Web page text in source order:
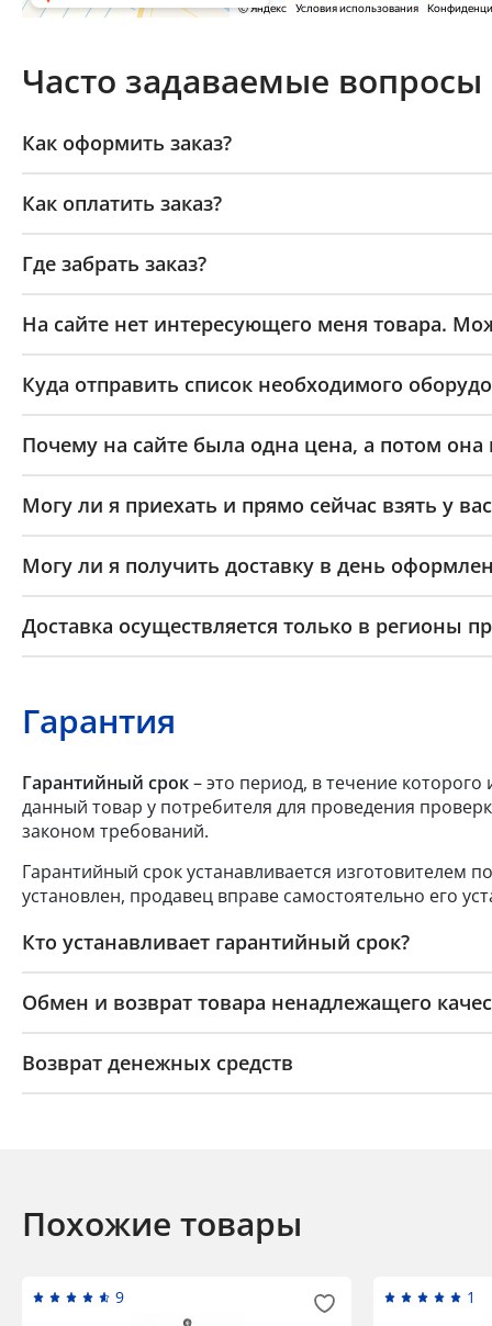
Часто задаваемые вопросы
Как оформить заказ?
Как оплатить заказ?
Где забрать заказ?
На сайте нет интересующего меня товара.
Куда отправить список необходимого
Почему на сайте была одна цена, а потом она
Могу ли я приехать и прямо сейчас взять у
Могу ли я получить доставку в день
Доставка осуществляется только в регионы
Гарантия
Гарантийный срок– это период, в течение которого
данный товар у потребителя для проведения
законом требований.
Гарантийный срок устанавливается изготовителем
установлен, продавец вправе самостоятельно его
Кто устанавливает гарантийный срок?
Обмен и возврат товара ненадлежащего
Возврат денежных средств
Похожие товары
9 1